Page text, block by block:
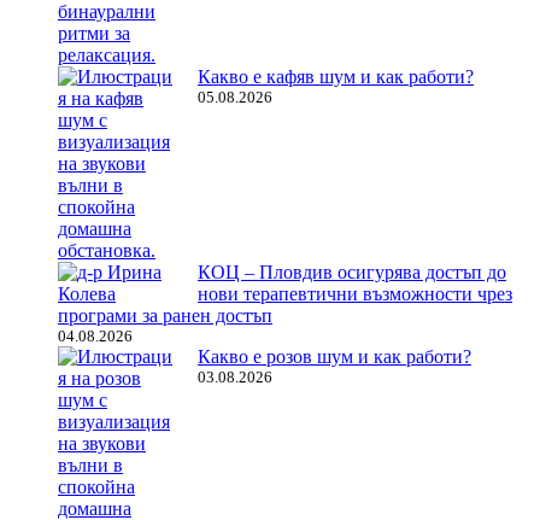
Какво е кафяв шум и как работи?
05.08.2026
КОЦ – Пловдив осигурява достъп до
нови терапевтични възможности чрез
програми за ранен достъп
04.08.2026
Какво е розов шум и как работи?
03.08.2026